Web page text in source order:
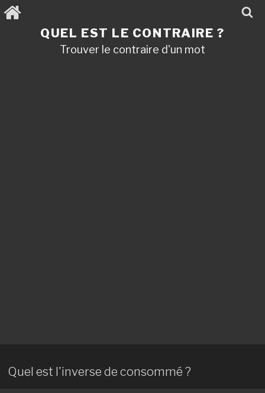
Aller
au
QUEL EST LE CONTRAIRE ?
Trouver le contraire d'un mot
Quel est l'inverse de consommé ?